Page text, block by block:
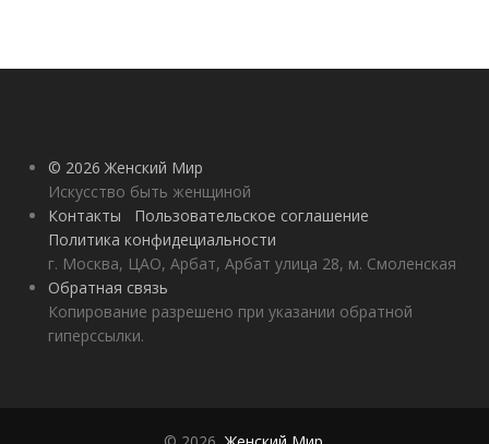
© 2026 Женский Мир
Искусство быть женщиной
Контакты
Пользовательское соглашение
Политика конфидециальности
г. Москва, ЦАО, Арбат, Арбат улица 28, м. Смоленская
Обратная связь
Копирование разрешено при указании обратной
гиперссылки.